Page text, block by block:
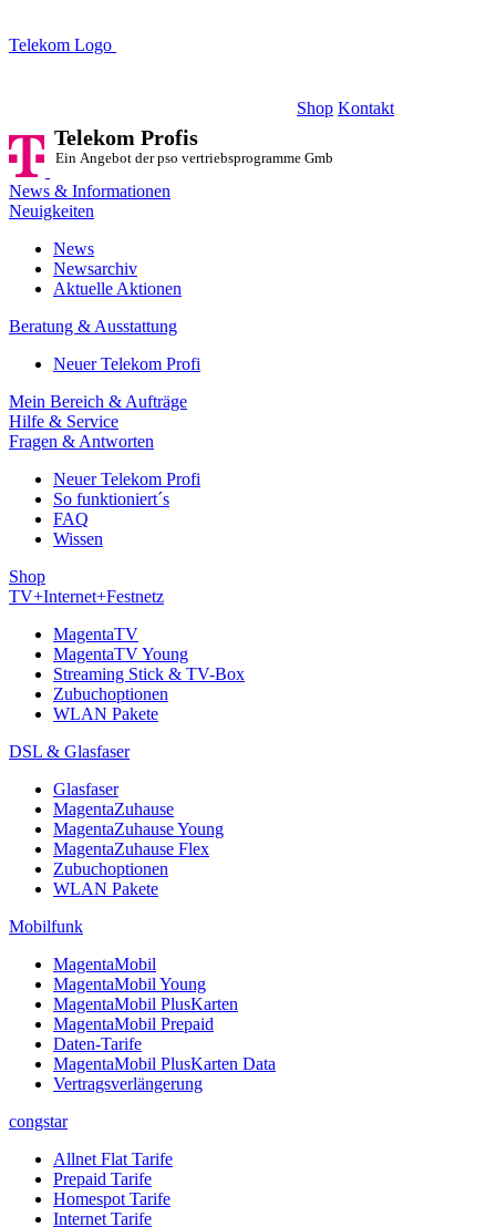
Telekom Logo
Shop Kontakt
Telekom Profis
Ein Angebot der pso vertriebsprogramme GmbH
News & Informationen
Neuigkeiten
News
Newsarchiv
Aktuelle Aktionen
Beratung & Ausstattung
Neuer Telekom Profi
Mein Bereich & Aufträge
Hilfe & Service
Fragen & Antworten
Neuer Telekom Profi
So funktioniert´s
FAQ
Wissen
Shop
TV+Internet+Festnetz
MagentaTV
MagentaTV Young
Streaming Stick & TV-Box
Zubuchoptionen
WLAN Pakete
DSL & Glasfaser
Glasfaser
MagentaZuhause
MagentaZuhause Young
MagentaZuhause Flex
Zubuchoptionen
WLAN Pakete
Mobilfunk
MagentaMobil
MagentaMobil Young
MagentaMobil PlusKarten
MagentaMobil Prepaid
Daten-Tarife
MagentaMobil PlusKarten Data
Vertragsverlängerung
congstar
Allnet Flat Tarife
Prepaid Tarife
Homespot Tarife
Internet Tarife